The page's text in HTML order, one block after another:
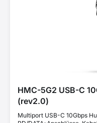
HMC-5G2 USB-C
(rev2.0)
Multiport USB-C 10Gbps